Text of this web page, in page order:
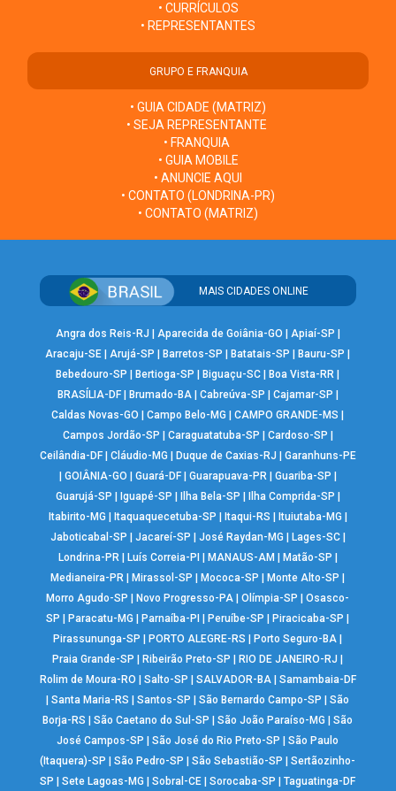
• CURRÍCULOS
• REPRESENTANTES
GRUPO E FRANQUIA
• GUIA CIDADE (MATRIZ)
• SEJA REPRESENTANTE
• FRANQUIA
• GUIA MOBILE
• ANUNCIE AQUI
• CONTATO (LONDRINA-PR)
• CONTATO (MATRIZ)
MAIS CIDADES ONLINE
Angra dos Reis-RJ Aparecida de Goiânia-GO Apiaí-SP
Aracaju-SE |Arujá-SP Barretos-SP Batatais-SP Bauru-SP
Bebedouro-SP
Bertioga-SP Biguaçu-SC Boa Vista-RR
BRASÍLIA-DF| Brumado-BA| Cabreúva-SP Cajamar-SP
Caldas Novas-GO
|Campo Belo-MG |CAMPO GRANDE-MS
Campos Jordão-SP
Caraguatatuba-SP Cardoso-SP
Ceilândia-DF| Cláudio-MG Duque de Caxias-RJ
Garanhuns-PE
GOIÂNIA-GO Guará-DF| Guarapuava-PR| Guariba-SP
Guarujá-SP
Iguapé-SP Ilha Bela-SP Ilha Comprida-SP
Itabirito-MG
Itaquaquecetuba-SP Itaqui-RS Ituiutaba-MG
Jaboticabal-SP
Jacareí-SP José Raydan-MG Lages-SC|
Londrina-PR| Luís Correia-PI MANAUS-AM Matão-SP
Medianeira-PR
Mirassol-SP Mococa-SP Monte Alto-SP
Morro Agudo-SP
Novo Progresso-PA |Olímpia-SP |Osasco-
SP
Paracatu-MG Parnaíba-PI Peruíbe-SP Piracicaba-SP
Pirassununga-SP
PORTO ALEGRE-RS Porto Seguro-BA
Praia Grande-SP
Ribeirão Preto-SP RIO DE JANEIRO-RJ
Rolim de Moura-RO
Salto-SP SALVADOR-BA| Samambaia-DF
|Santa Maria-RS |Santos-SP |São Bernardo Campo-SP |São
Borja-RS
|São Caetano do Sul-SP |São João Paraíso-MG |São
José Campos-SP
|São José do Rio Preto-SP |São Paulo
(Itaquera)-SP
|São Pedro-SP |São Sebastião-SP |Sertãozinho-
SP
|Sete Lagoas-MG |Sobral-CE |Sorocaba-SP |Taguatinga-DF